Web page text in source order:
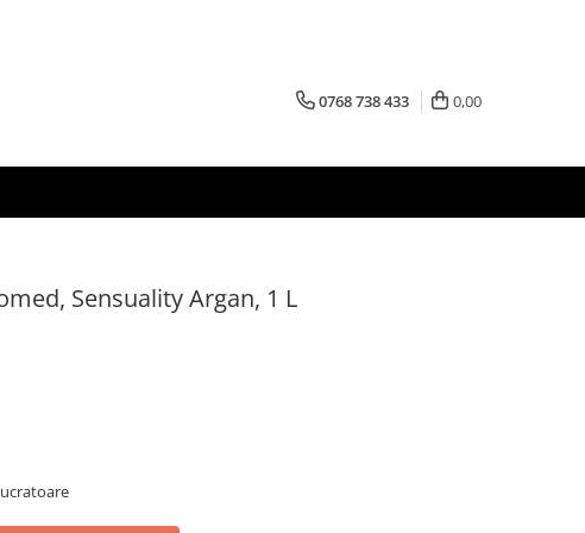
0768 738 433 0,00
Sensuality Argan, 1 L